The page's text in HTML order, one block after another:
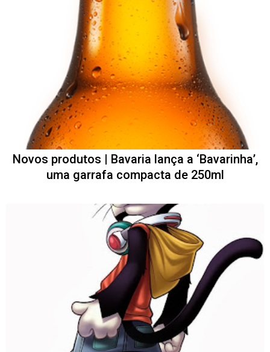
Novos produtos | Bavaria lança a ‘Bavarinha’,
uma garrafa compacta de 250ml